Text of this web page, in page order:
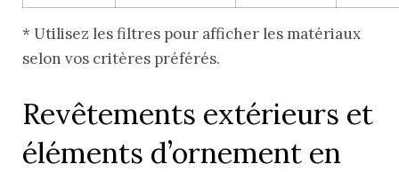
* Utilisez les filtres pour afficher les matériaux
selon vos critères préférés.
Revêtements extérieurs et
éléments d’ornement en